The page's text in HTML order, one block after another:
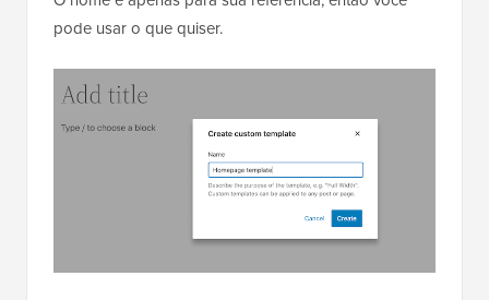
pode usar o que quiser.